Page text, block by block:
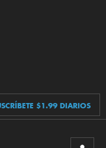
$1.99 DIARIOS